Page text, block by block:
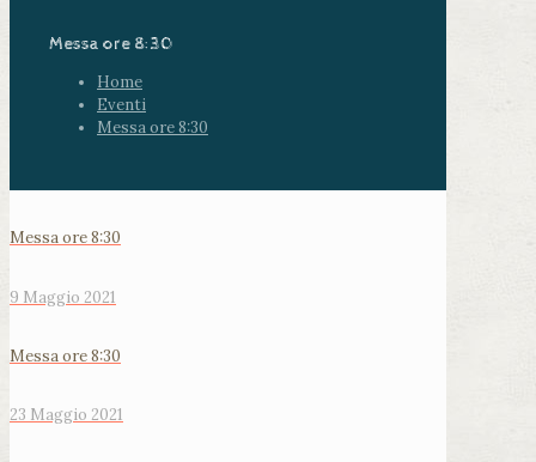
Messa ore 8:30
Home
Eventi
Messa ore 8:30
Messa ore 8:30
9 Maggio 2021
Messa ore 8:30
23 Maggio 2021